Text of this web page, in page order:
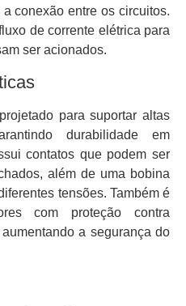
conexão entre os circuitos.
de corrente elétrica para
ser acionados.
para suportar altas
durabilidade em
contatos que podem ser
além de uma bobina
tensões. Também é
com proteção contra
a segurança do